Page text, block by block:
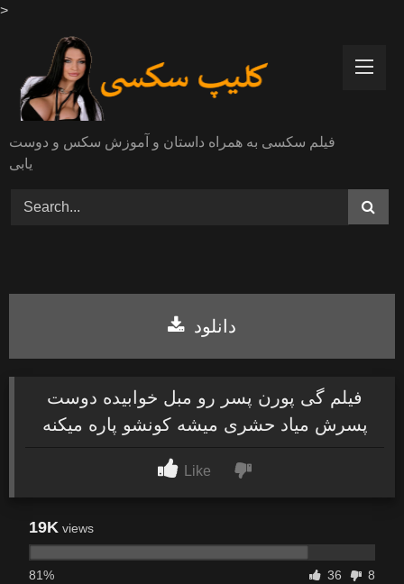
>
content
فیلم سکسی به همراه داستان و آموزش سکس و دوست
یابی
دانلود
فیلم گی پورن پسر رو مبل خوابیده دوست
پسرش میاد حشری میشه کونشو پاره میکنه
Like
19K views
81% 36 8